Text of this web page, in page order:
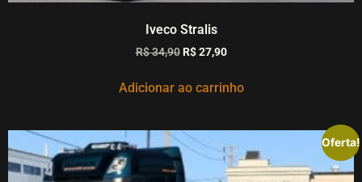
Iveco Stralis
R$34,90 R$27,90
Adicionar ao carrinho
Oferta!